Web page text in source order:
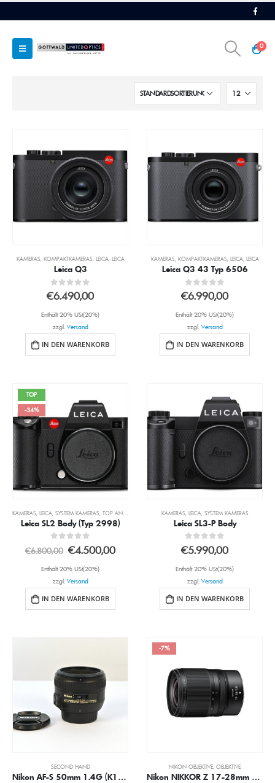
0
KAMERAS KOMPAKTKAMERAS LEICA, LEICA
Leica Q3
0 out of 5
€6.490,00
Enthält 20% USt(20%)
zzgl.Versand
IN DEN WARENKORB
KAMERAS KOMPAKTKAMERAS LEICA, LEICA
Leica Q3 43 Typ 6506
0 out of 5
€6.990,00
Enthält 20% USt(20%)
zzgl.Versand
IN DEN WARENKORB
TOP
-34%
KAMERAS LEICA SYSTEM KAMERAS TOP ANGEBOTE
Leica SL2 Body (Typ 2998)
0 out of 5
€6.800,00 €4.500,00
Enthält 20% USt(20%)
zzgl.Versand
IN DEN WARENKORB
KAMERAS LEICA, SYSTEM KAMERAS
Leica SL3-P Body
0 out of 5
€5.990,00
Enthält 20% USt(20%)
zzgl.Versand
IN DEN WARENKORB
SECOND HAND
Nikon AF-S 50mm 1.4G (K1813)
-7%
NIKON OBJEKTIVE, OBJEKTIVE
Nikon NIKKOR Z 17-28mm 2.8